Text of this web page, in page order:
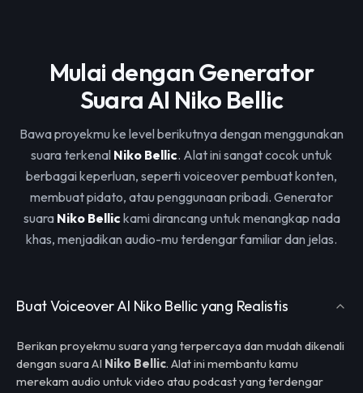
Mulai dengan Generator
Suara AI Niko Bellic
Bawa proyekmu ke level berikutnya dengan menggunakan
suara terkenal Niko Bellic. Alat ini sangat cocok untuk
berbagai keperluan, seperti voiceover pembuat konten,
membuat pidato, atau penggunaan pribadi. Generator
suara Niko Bellickami dirancang untuk menangkap nada
khas, menjadikan audio-mu terdengar familiar dan jelas.
Buat Voiceover AI Niko Bellic yang Realistis
Berikan proyekmu suara yang terpercaya dan mudah dikenali
dengan suara AI Niko Bellic. Alat ini membantu kamu
merekam audio untuk video atau podcast yang terdengar